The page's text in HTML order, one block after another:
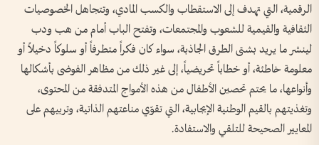
الرقمية، التي تهدف إلى الاستقطاب والكسب المادي، وتتجاهل الخصوصيات
الثقافية والقيمية للشعوب والمجتمعات، وتفتح الباب أمام من هب ودب
لينشر ما يريد بشتى الطرق الجاذبة، سواء كان فكراً متطرفاً أو سلوكاً دخيلاً أو
معلومة خاطئة، أو خطاباً تحريضياً، إلى غير ذلك من مظاهر الفوضى بأشكالها
وأنواعها، ما يحتم تحصين الأطفال من هذه الأمواج المتدفقة من المحتوى،
وتغذيتهم بالقيم الوطنية الإيجابية، التي تقوّي مناعتهم الذاتية، وتربيهم على
المعايير الصحيحة للتلقي والاستفادة.